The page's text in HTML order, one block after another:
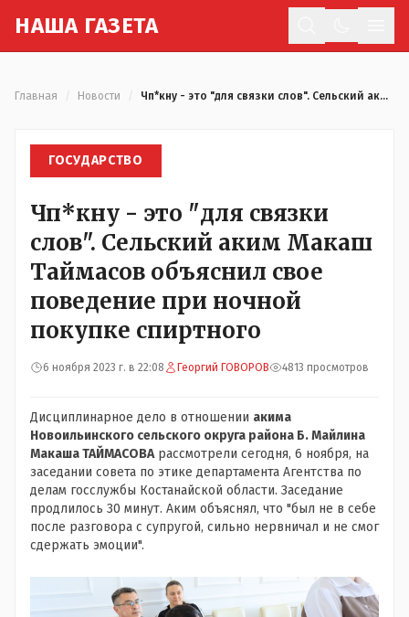
НАША ГАЗЕТА
Главная Новости Чп*кну - это "для связки слов". Сельский аким Макаш Таймасов объяснил свое поведение при ночной покупке спиртного
ГОСУДАРСТВО
Чп*кну - это "для связки
слов". Сельский аким Макаш
Таймасов объяснил свое
поведение при ночной
покупке спиртного
6 ноября 2023 г. в 22:08 Георгий ГОВОРОВ 4813 просмотров
Дисциплинарное дело в отношении акима
Новоильинского сельского округа района Б. Майлина
Макаша ТАЙМАСОВАрассмотрели сегодня, 6 ноября, на
заседании совета по этике департамента Агентства по
делам госслужбы Костанайской области. Заседание
продлилось 30 минут. Аким объяснял, что "был не в себе
после разговора с супругой, сильно нервничал и не смог
сдержать эмоции".